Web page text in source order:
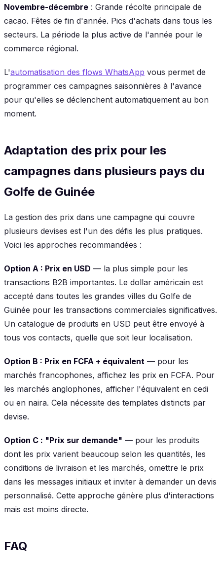
Novembre-décembre : Grande récolte principale de
cacao. Fêtes de fin d'année. Pics d'achats dans tous les
secteurs. La période la plus active de l'année pour le
commerce régional.
L'automatisation des flows WhatsApp vous permet de
programmer ces campagnes saisonnières à l'avance
pour qu'elles se déclenchent automatiquement au bon
moment.
Adaptation des prix pour les
campagnes dans plusieurs pays du
Golfe de Guinée
La gestion des prix dans une campagne qui couvre
plusieurs devises est l'un des défis les plus pratiques.
Voici les approches recommandées :
Option A : Prix en USD — la plus simple pour les
transactions B2B importantes. Le dollar américain est
accepté dans toutes les grandes villes du Golfe de
Guinée pour les transactions commerciales significatives.
Un catalogue de produits en USD peut être envoyé à
tous vos contacts, quelle que soit leur localisation.
Option B : Prix en FCFA + équivalent — pour les
marchés francophones, affichez les prix en FCFA. Pour
les marchés anglophones, afficher l'équivalent en cedi
ou en naira. Cela nécessite des templates distincts par
devise.
Option C : "Prix sur demande" — pour les produits
dont les prix varient beaucoup selon les quantités, les
conditions de livraison et les marchés, omettre le prix
dans les messages initiaux et inviter à demander un devis
personnalisé. Cette approche génère plus d'interactions
mais est moins directe.
FAQ